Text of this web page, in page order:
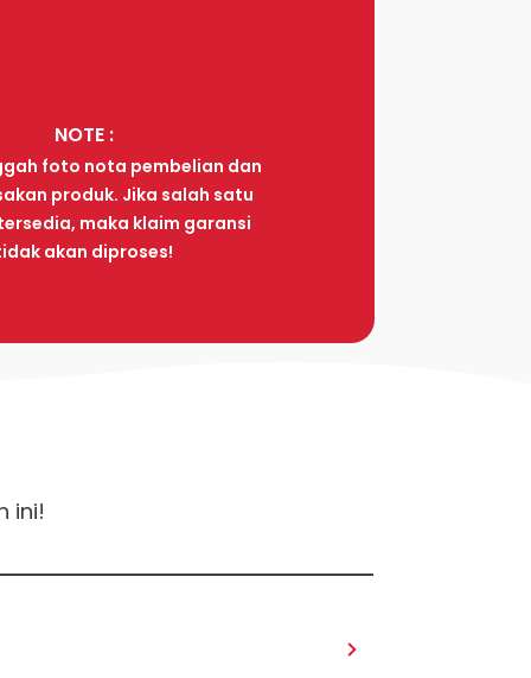
NOTE :
foto nota pembelian dan
produk. Jika salah satu
maka klaim garansi
akan diproses!
ini!